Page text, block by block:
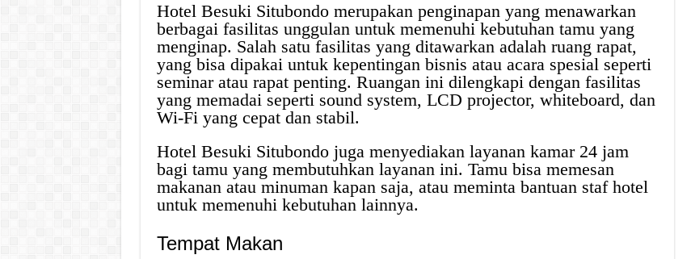
Hotel Besuki Situbondo merupakan penginapan yang menawarkan
berbagai fasilitas unggulan untuk memenuhi kebutuhan tamu yang
menginap. Salah satu fasilitas yang ditawarkan adalah ruang rapat,
yang bisa dipakai untuk kepentingan bisnis atau acara spesial seperti
seminar atau rapat penting. Ruangan ini dilengkapi dengan fasilitas
yang memadai seperti sound system, LCD projector, whiteboard, dan
Wi-Fi yang cepat dan stabil.
Hotel Besuki Situbondo juga menyediakan layanan kamar 24 jam
bagi tamu yang membutuhkan layanan ini. Tamu bisa memesan
makanan atau minuman kapan saja, atau meminta bantuan staf hotel
untuk memenuhi kebutuhan lainnya.
Tempat Makan